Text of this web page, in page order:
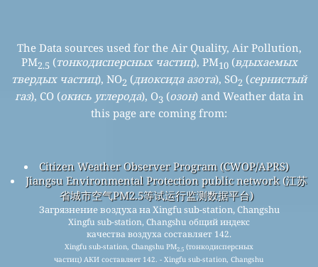
The Data sources used for the Air Quality, Air Pollution,
PM2.5 (тонкодисперсных частиц), PM10(вдыхаемых
твердых частиц), NO2 (диоксида азота), SO2 (сернистый
газ), CO (окись углерода), O3 (озон) and Weather data in
this page are coming from:
Citizen Weather Observer Program (CWOP/APRS)
Jiangsu Environmental Protection public network (江苏
省城市空气PM2.5等试运行监测数据平台)
Загрязнение воздуха на Xingfu sub-station, Changshu
Xingfu sub-station, Changshu общий индекс
качества воздуха составляет 142.
Xingfu sub-station, Changshu PM2.5(тонкодисперсных
частиц) АКИ составляет 142. - Xingfu sub-station, Changshu